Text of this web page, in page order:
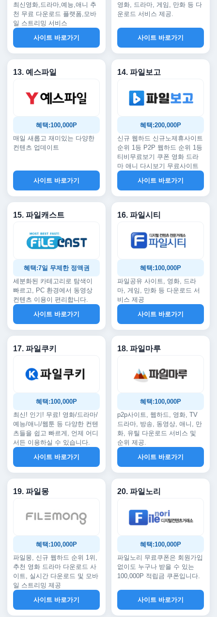
최신영화,드라마,예능,애니 추
천 무료 다운로드 플랫폼,모바
일 스트리밍 서비스
사이트 바로가기
영화, 드라마, 게임, 만화 등 다
운로드 서비스 제공.
사이트 바로가기
13. 예스파일
혜택:100,000P
매일 새롭고 재미있는 다양한
컨텐츠 업데이트
사이트 바로가기
14. 파일보고
혜택:200,000P
신규 웹하드 신규노제휴사이트
순위 1등 P2P 웹하드 순위 1등
티비무료보기 쿠폰 영화 드라
마 애니 다시보기 무료사이트
사이트 바로가기
15. 파일캐스트
혜택:7일 무제한 정액권
세분화된 카테고리로 탐색이
빠르고, PC 환경에서 동영상
컨텐츠 이용이 편리합니다.
사이트 바로가기
16. 파일시티
혜택:100,000P
파일공유 사이트, 영화, 드라
마, 게임, 만화 등 다운로드 서
비스 제공
사이트 바로가기
17. 파일쿠키
혜택:100,000P
최신! 인기! 무료! 영화/드라마/
예능/애니/웹툰 등 다양한 컨텐
츠들을 쉽고 빠르게, 언제 어디
서든 이용하실 수 있습니다.
사이트 바로가기
18. 파일마루
혜택:100,000P
p2p사이트, 웹하드, 영화, TV
드라마, 방송, 동영상, 애니, 만
화, 유틸 다운로드 서비스 및
순위 제공.
사이트 바로가기
19. 파일몽
혜택:100,000P
파일몽, 신규 웹하드 순위 1위,
추천 영화 드라마 다운로드 사
이트, 실시간 다운로드 및 모바
일 스트리밍 제공
사이트 바로가기
20. 파일노리
혜택:100,000P
파일노리 무료쿠폰은 회원가입
없이도 누구나 받을 수 있는
100,000P 적립금 쿠폰입니다.
사이트 바로가기